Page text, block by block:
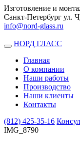
Изготовление и
Санкт-Петербург ул.
info@nord-glass.ru
Toggle
navigation
НОРД ГЛАСС
Главная
О компании
Наши работы
Производство
Наши клиенты
Контакты
(812) 425-35-16
IMG_8790